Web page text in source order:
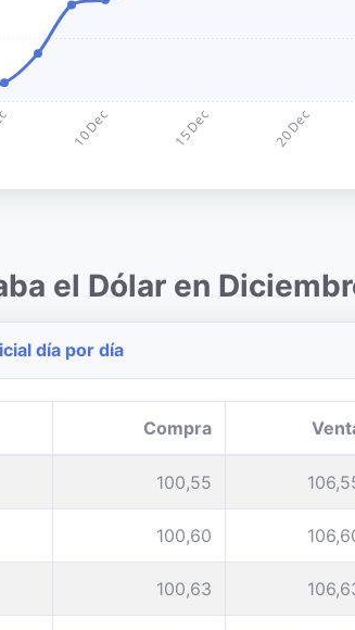
el Dólar en
día por día
Compra
100,55
100,60
100,63